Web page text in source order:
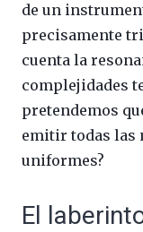
de un
precisamente
cuenta la
complejidades
pretendemos
emitir todas las
uniformes?
El